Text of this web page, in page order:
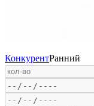
КонкурентРанний